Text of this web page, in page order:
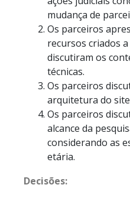
mudança de
Os parceiros
recursos criados
discutiram os
técnicas.
Os parceiros
arquitetura do
Os parceiros
alcance da
considerando as
etária.
Decisões: